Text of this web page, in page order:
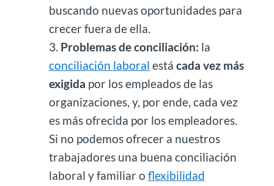
buscando nuevas oportunidades para
crecer fuera de ella.
Problemas de conciliación: la
conciliación laboral está cada vez más
exigida por los empleados de las
organizaciones, y, por ende, cada vez
es más ofrecida por los empleadores.
Si no podemos ofrecer a nuestros
trabajadores una buena conciliación
laboral y familiar o flexibilidad